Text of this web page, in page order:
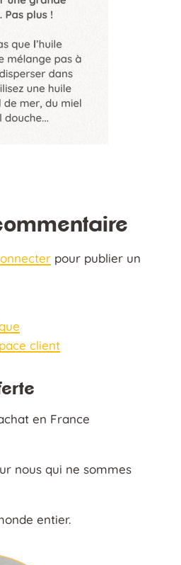
pour publier un
client
en France
nous qui ne sommes
entier.